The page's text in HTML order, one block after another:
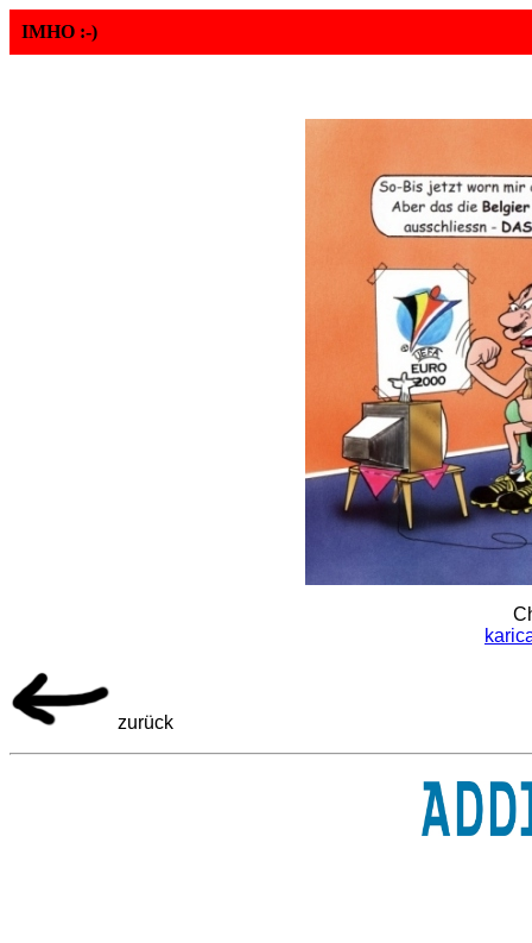
IMHO :-)
zurück